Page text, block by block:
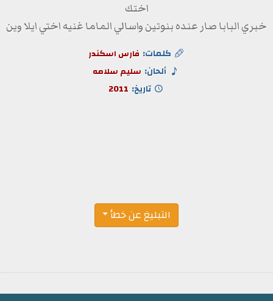
اختك
خبري البابا صار عنده بنوتين واسالي الماما غنيه اختي ايلا وين
كلمات: فارس اسكندر
ألحان: سليم سلامه
تاريخ: 2011
التبليغ عن خطأ